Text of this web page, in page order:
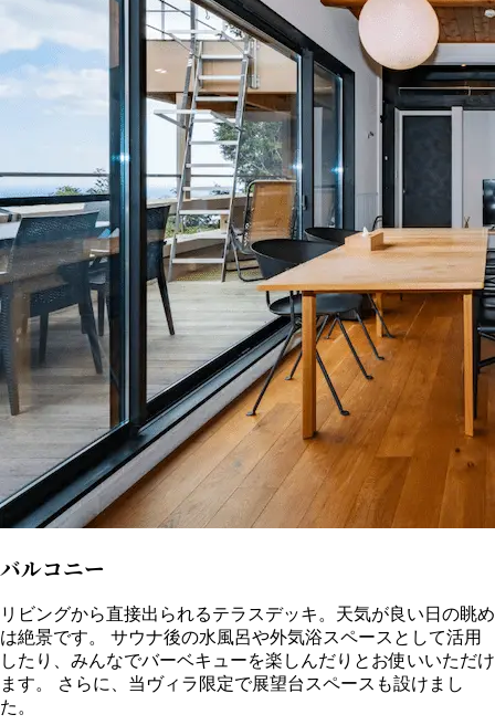
バルコニー
リビングから直接出られるテラスデッキ。天気が良い日の眺め
は絶景です。 サウナ後の水風呂や外気浴スペースとして活用
したり、みんなでバーベキューを楽しんだりとお使いいただけ
ます。 さらに、当ヴィラ限定で展望台スペースも設けまし
た。